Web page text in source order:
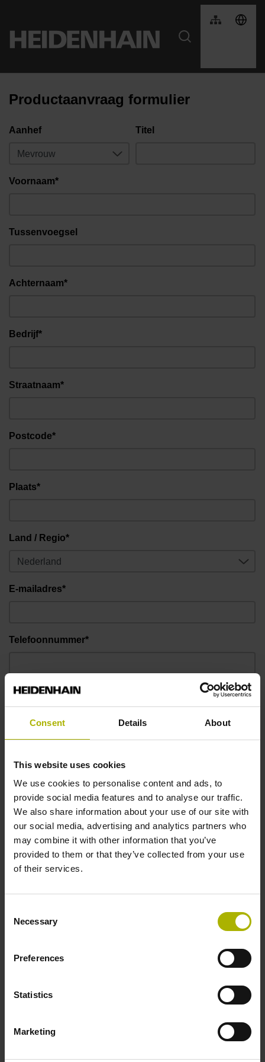
Consent Details About
This website uses cookies
We use cookies to personalise content and ads, to
provide social media features and to analyse our traffic.
We also share information about your use of our site with
our social media, advertising and analytics partners who
may combine it with other information that you’ve
provided to them or that they’ve collected from your use
of their services.
Selection
Necessary
Preferences
Statistics
Marketing
Productaanvraag formulier
Aanhef Titel
Voornaam*
Tussenvoegsel
Achternaam*
Bedrijf*
Straatnaam*
Postcode*
Plaats*
Land / Regio*
E-mailadres*
Telefoonnummer*
Bericht
Product
Ik bevestig dat ik de
heb gelezen en
JOHANNES HEIDENHAIN GmbH worden gebruikt
mail, telefoon en voor marketingactiviteiten van DR.
JOHANNES HEIDENHAIN GmbH. Ik kan te allen tijde